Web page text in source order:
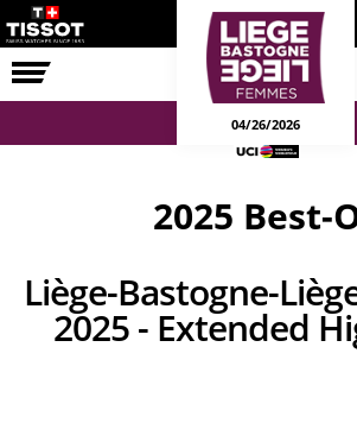
RACE
04/26/2026
2025 Best-
Liège-Bastogne-Liège Femmes
2025 - Extended